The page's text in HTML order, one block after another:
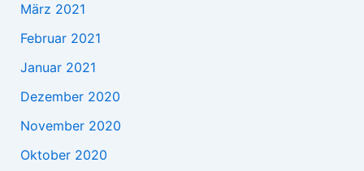
März 2021
Februar 2021
Januar 2021
Dezember 2020
November 2020
Oktober 2020